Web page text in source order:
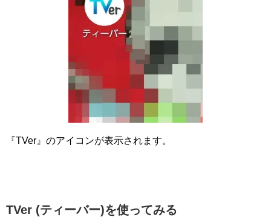
『TVer』のアイコンが表示されます。
TVer (ティーバー)を使ってみる